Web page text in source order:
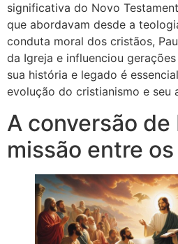
significativa do Novo
que abordavam desde a
conduta moral dos cristãos,
da Igreja e influenciou
sua história e legado é
evolução do cristianismo e seu
A conversão de
missão entre